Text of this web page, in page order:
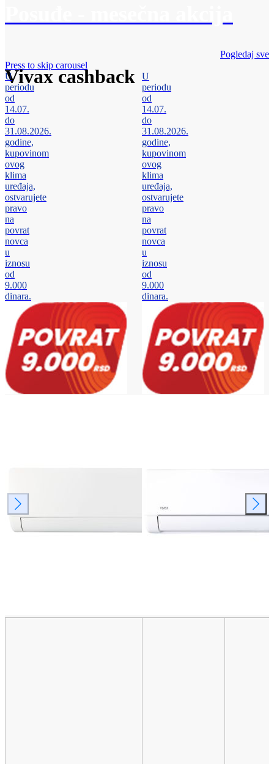
Vivax cashback
Pogledaj sve
Press to skip carousel
U
periodu
od
14.07.
do
31.08.2026.
godine,
kupovinom
ovog
klima
uređaja,
ostvarujete
pravo
na
povrat
novca
u
iznosu
od
9.000
dinara.
U
periodu
od
14.07.
do
31.08.2026.
godine,
kupovinom
ovog
klima
uređaja,
ostvarujete
pravo
na
povrat
novca
u
iznosu
od
9.000
dinara.